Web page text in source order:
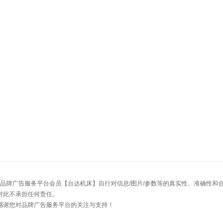
牌广告服务平台会员【台达机床】自行对信息/图片/参数等的真实性、准确性
不承担任何责任。
您对品牌广告服务平台的关注与支持！